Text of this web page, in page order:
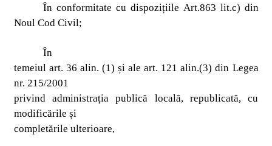
În conformitate cu dispozițiile Art.863 lit.c) din
Noul Cod Civil;
În
temeiul art. 36 alin. (1) și ale art. 121 alin.(3) din Legea
nr. 215/2001
privind administrația publică locală, republicată, cu
modificările și
completările ulterioare,